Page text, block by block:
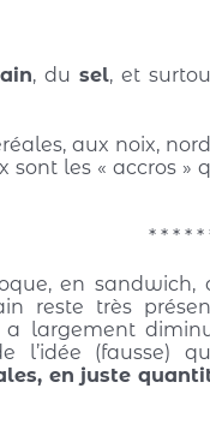
, dusel, et
aux noix,
les « accros »
* * * * *
en sandwich,
reste très
a largement
l’idée (fausse)
en juste